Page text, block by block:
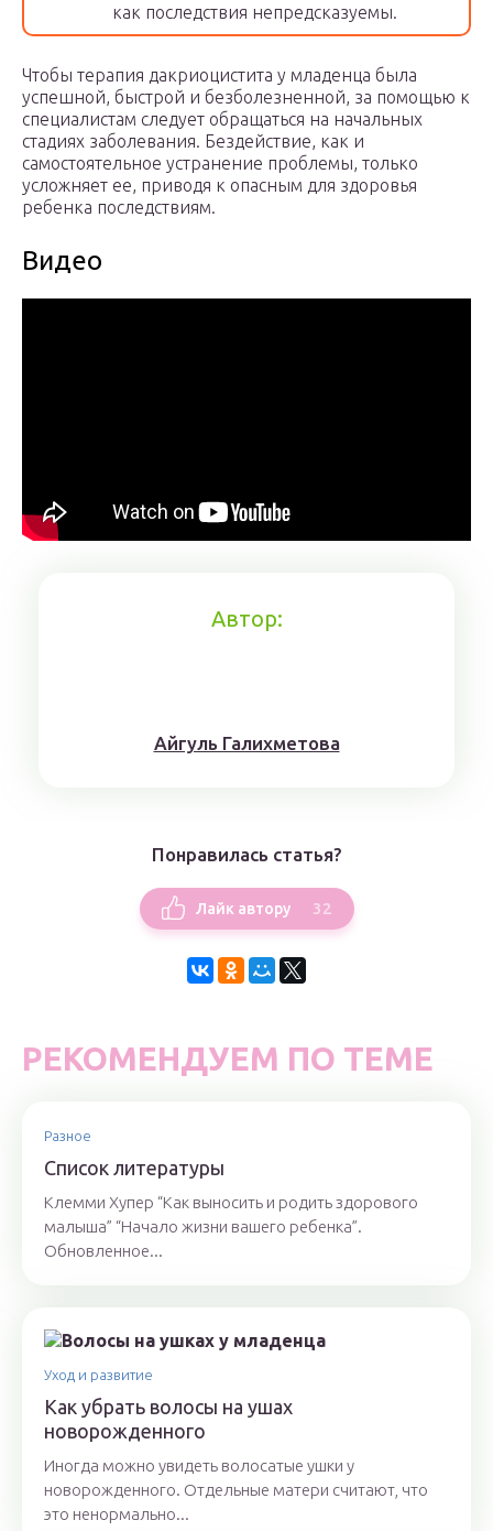
как последствия непредсказуемы.
Чтобы терапия дакриоцистита у младенца была
успешной, быстрой и безболезненной, за помощью к
специалистам следует обращаться на начальных
стадиях заболевания. Бездействие, как и
самостоятельное устранение проблемы, только
усложняет ее, приводя к опасным для здоровья
ребенка последствиям.
Видео
Автор:
Айгуль Галихметова
Понравилась статья?
Лайк автору 32
РЕКОМЕНДУЕМ ПО ТЕМЕ
Разное
Список литературы
Клемми Хупер “Как выносить и родить здорового
малыша” “Начало жизни вашего ребенка”.
Обновленное...
Уход и развитие
Как убрать волосы на ушах
новорожденного
Иногда можно увидеть волосатые ушки у
новорожденного. Отдельные матери считают, что
это ненормально...